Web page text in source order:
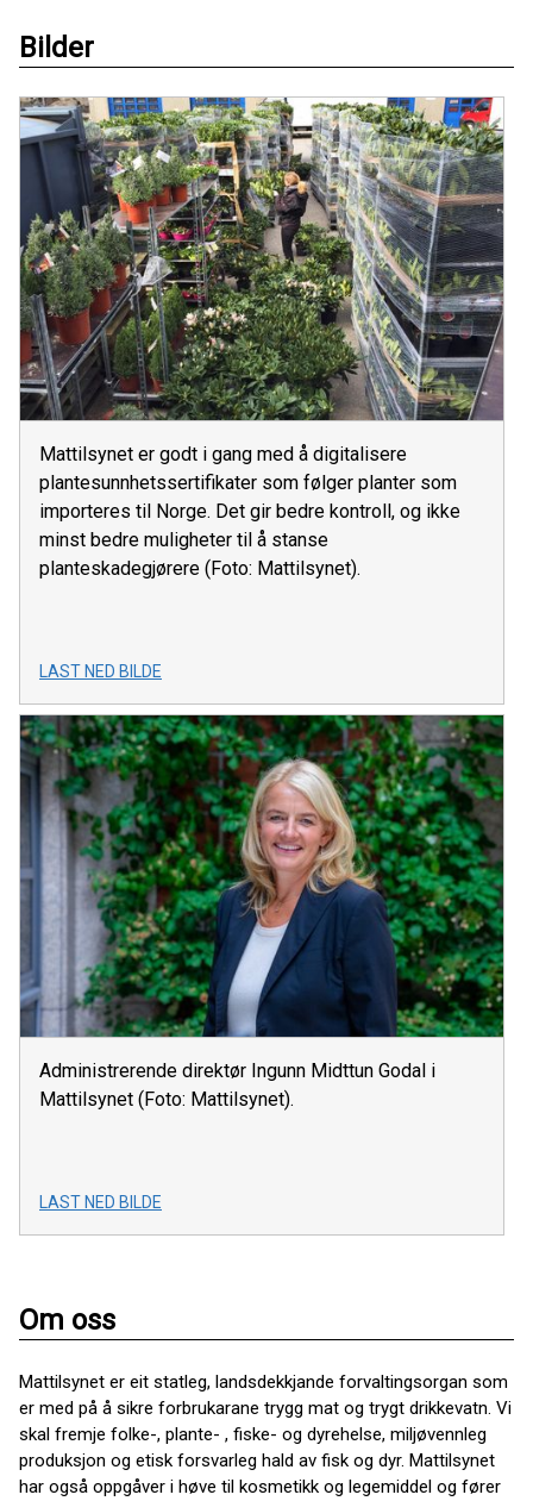
Bilder
Mattilsynet er godt i gang med å digitalisere
plantesunnhetssertifikater som følger planter som
importeres til Norge. Det gir bedre kontroll, og ikke
minst bedre muligheter til å stanse
planteskadegjørere (Foto: Mattilsynet).
LAST NED BILDE
Administrerende direktør Ingunn Midttun Godal i
Mattilsynet (Foto: Mattilsynet).
LAST NED BILDE
Om oss
Mattilsynet er eit statleg, landsdekkjande forvaltingsorgan som
er med på å sikre forbrukarane trygg mat og trygt drikkevatn. Vi
skal fremje folke-, plante- , fiske- og dyrehelse, miljøvennleg
produksjon og etisk forsvarleg hald av fisk og dyr. Mattilsynet
har også oppgåver i høve til kosmetikk og legemiddel og fører